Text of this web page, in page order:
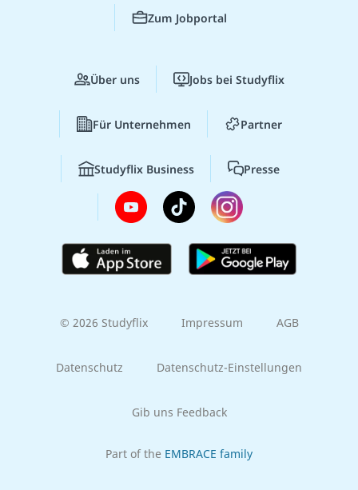
Zum Jobportal
Über uns Jobs bei Studyflix
Für Unternehmen Partner
Studyflix Business Presse
© 2026 Studyflix Impressum AGB
Datenschutz Datenschutz-Einstellungen
Gib uns Feedback
Part of the EMBRACE family